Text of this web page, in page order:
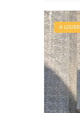
A LOUER